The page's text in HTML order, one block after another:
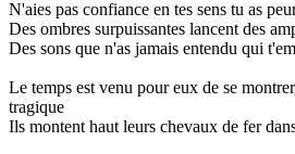
N'aies pas confiance en tes sens tu as
Des ombres surpuissantes lancent des
Des sons que n'as jamais entendu qui
Le temps est venu pour eux de se
tragique
Ils montent haut leurs chevaux de fer